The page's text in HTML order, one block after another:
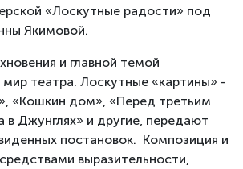
«Лоскутные радости» под
Якимовой.
и главной темой
мир театра. Лоскутные «картины» -
«Кошкин дом», «Перед третьим
в Джунглях» и другие, передают
постановок. Композиция и
выразительности,